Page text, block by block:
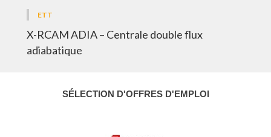
ETT
X-RCAM ADIA – Centrale double flux
adiabatique
SÉLECTION D'OFFRES D'EMPLOI